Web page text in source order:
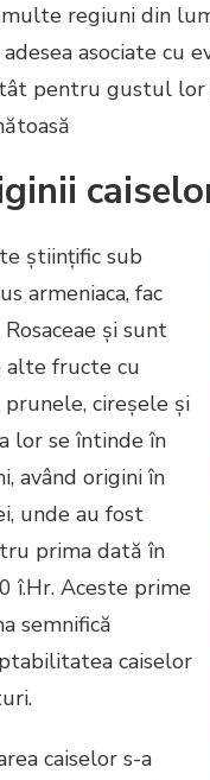
regiuni din
asociate cu
pentru gustul
științific sub
armeniaca, fac
și sunt
alte fructe cu
cireșele și
lor se întinde în
având origini în
unde au fost
prima dată în
î.Hr. Aceste prime
semnifică
caiselor
caiselor s-a